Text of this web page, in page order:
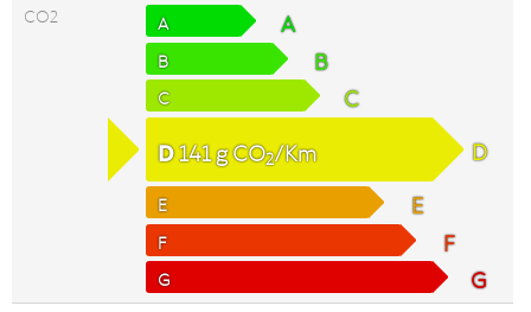
CO2
A A
B B
C C
D141gCO2/Km D
E E
F F
G G